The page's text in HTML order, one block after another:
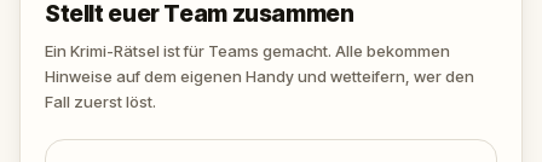
🔎 Sammle Hinweise, verhöre Verdächtige und
entlarve den wahren Mörder, bevor er wieder
zuschlägt. Halte deinen Stift und dein Papier
bereit, um alle wichtigen Beweise zu notieren.
Stellt euer Team zusammen
Ein Krimi-Rätsel ist für Teams gemacht. Alle bekommen
Hinweise auf dem eigenen Handy und wetteifern, wer den
Fall zuerst löst.